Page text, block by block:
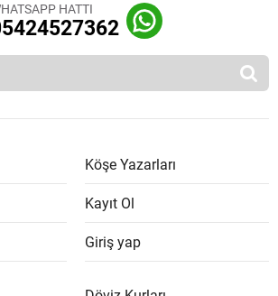
HATTI
Köşe Yazarları
Kayıt Ol
Giriş yap